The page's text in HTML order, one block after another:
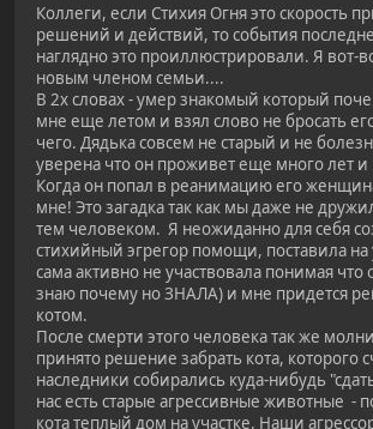
Коллеги, если Стихия Огня это скорость
решений и действий, то события
наглядно это проиллюстрировали. Я вот-
новым членом семьи....
В 2х словах - умер знакомый который
мне еще летом и взял слово не бросать
чего. Дядька совсем не старый и не
уверена что он проживет еще много лет
Когда он попал в реанимацию его
мне! Это загадка так как мы даже не
тем человеком. Я неожиданно для себя
стихийный эгрегор помощи, поставила
сама активно не участвовала понимая что
знаю почему но ЗНАЛА) и мне придется
котом.
После смерти этого человека так же
принято решение забрать кота, которого
наследники собирались куда-нибудь
нас есть старые агрессивные животные -
кота теплый дом на участке. Наши